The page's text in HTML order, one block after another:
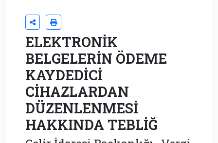
ELEKTRONİK
BELGELERİN ÖDEME
KAYDEDİCİ
CİHAZLARDAN
DÜZENLENMESİ
HAKKINDA TEBLİĞ